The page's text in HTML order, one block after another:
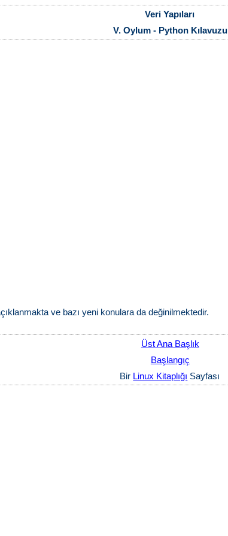
Veri Yapıları
V. Oylum - Python Kılavuzu
ve bazı yeni konulara da değinilmektedir.
Üst Ana Başlık
Başlangıç
Bir Linux Kitaplığı Sayfası